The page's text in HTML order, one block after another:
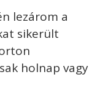
lezárom a
sikerült
holnap vagy